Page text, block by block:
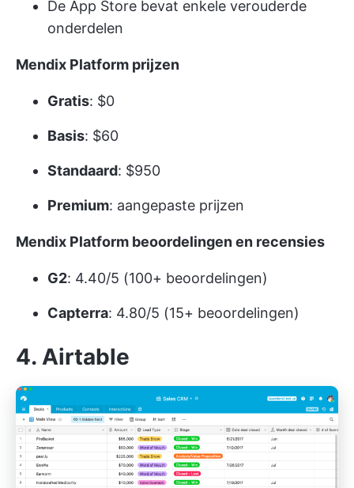
De App Store bevat enkele verouderde
onderdelen
Mendix Platform prijzen
Gratis: $0
Basis: $60
Standaard: $950
Premium: aangepaste prijzen
Mendix Platform beoordelingen en recensies
G2: 4.40/5 (100+ beoordelingen)
Capterra: 4.80/5 (15+ beoordelingen)
4. Airtable